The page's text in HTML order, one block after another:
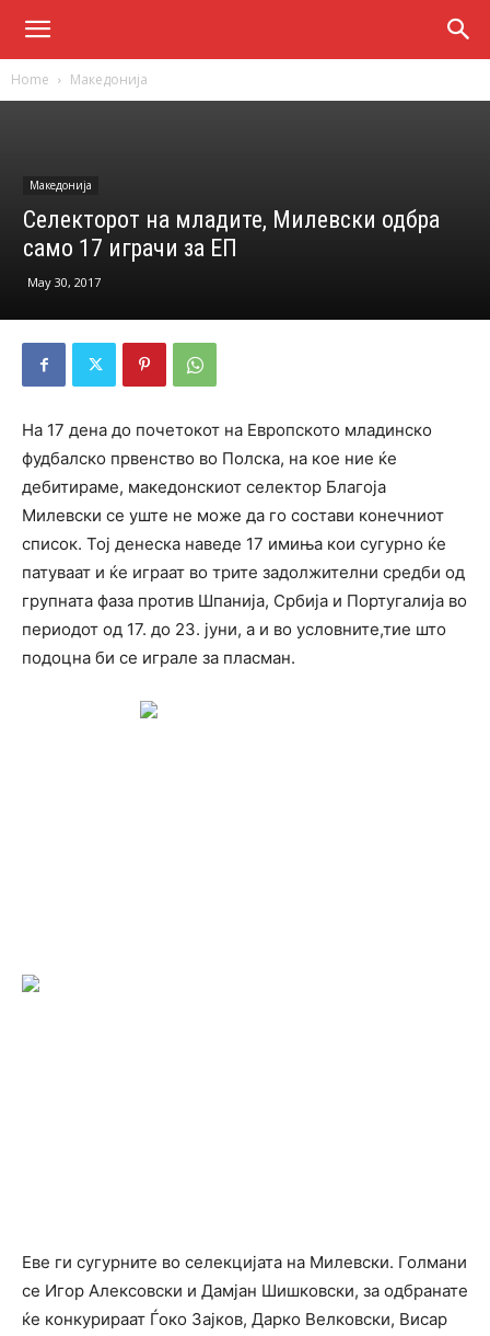
Home Македонија
Македонија
Селекторот на младите, Милевски одбра
само 17 играчи за ЕП
May 30, 2017
На 17 дена до почетокот на Европското младинско
фудбалско првенство во Полска, на кое ние ќе
дебитираме, македонскиот селектор Благоја
Милевски се уште не може да го состави конечниот
список. Тој денеска наведе 17 имиња кои сугурно ќе
патуваат и ќе играат во трите задолжителни средби од
групната фаза против Шпанија, Србија и Португалија во
периодот од 17. до 23. јуни, а и во условните,тие што
подоцна би се играле за пласман.
Еве ги сугурните во селекцијата на Милевски. Голмани
се Игор Алексовски и Дамјан Шишковски, за одбранате
ќе конкурираат Ѓоко Зајков, Дарко Велковски, Висар